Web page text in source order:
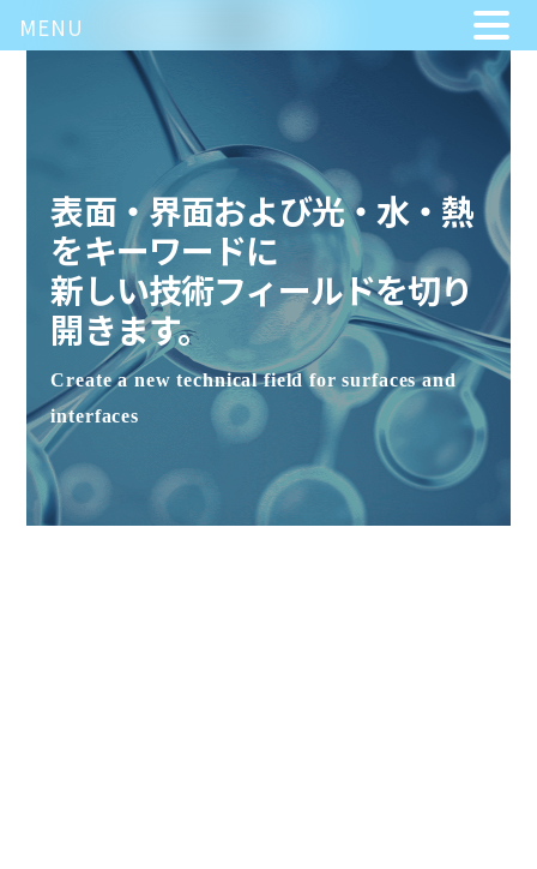
表面・界面および光・水・熱
をキーワードに
新しい技術フィールドを切り
開きます。
Create a new technical field for surfaces and
interfaces
MENU